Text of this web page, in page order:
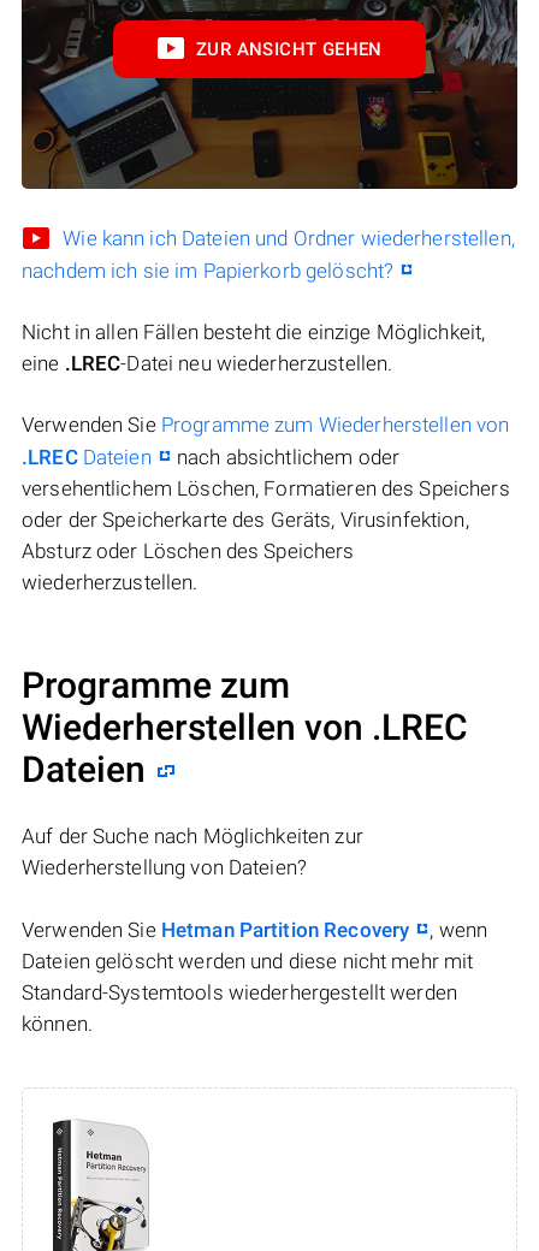
ZUR ANSICHT GEHEN
Wie kann ich Dateien und Ordner wiederherstellen,
nachdem ich sie im Papierkorb gelöscht?
Nicht in allen Fällen besteht die einzige Möglichkeit,
eine .LREC-Datei neu wiederherzustellen.
Verwenden Sie Programme zum Wiederherstellen von
.LRECDateien
nach absichtlichem oder
versehentlichem Löschen, Formatieren des Speichers
oder der Speicherkarte des Geräts, Virusinfektion,
Absturz oder Löschen des Speichers
wiederherzustellen.
Programme zum
Wiederherstellen von .LREC
Dateien
Auf der Suche nach Möglichkeiten zur
Wiederherstellung von Dateien?
Verwenden Sie Hetman Partition Recovery
, wenn
Dateien gelöscht werden und diese nicht mehr mit
Standard-Systemtools wiederhergestellt werden
können.